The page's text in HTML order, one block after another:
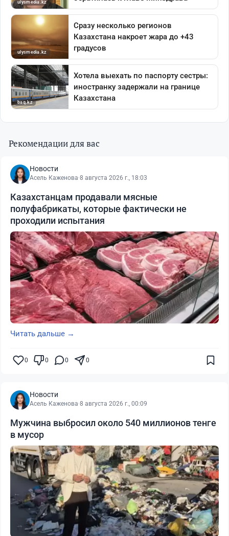
Рекомендации для вас
Новости
Асель Каженова·8 августа 2026 г., 18:03
Казахстанцам продавали мясные
полуфабрикаты, которые фактически не
проходили испытания
Читать дальше →
0 0 0 0
Новости
Асель Каженова·8 августа 2026 г., 00:09
Мужчина выбросил около 540 миллионов тенге
в мусор